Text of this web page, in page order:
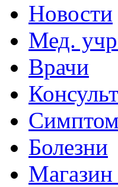
Новости
Мед.
Врачи
Болезни
Магазин